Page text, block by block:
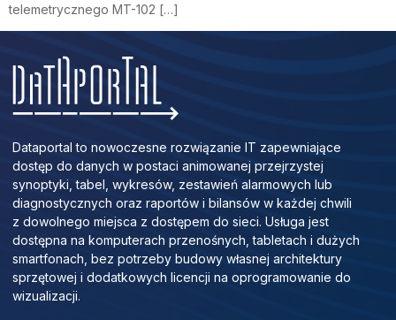
telemetrycznego MT-102 […]
Dataportal to nowoczesne rozwiązanie IT zapewniające
dostęp do danych w postaci animowanej przejrzystej
synoptyki, tabel, wykresów, zestawień alarmowych lub
diagnostycznych oraz raportów i bilansów w każdej chwili
z dowolnego miejsca z dostępem do sieci. Usługa jest
dostępna na komputerach przenośnych, tabletach i dużych
smartfonach, bez potrzeby budowy własnej architektury
sprzętowej i dodatkowych licencji na oprogramowanie do
wizualizacji.